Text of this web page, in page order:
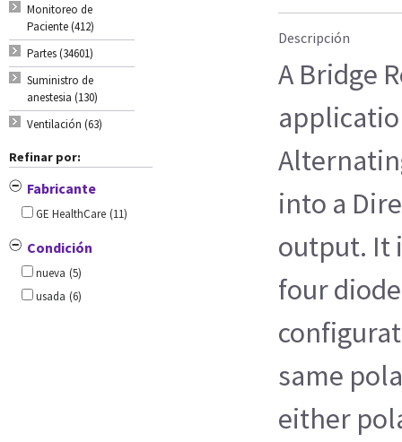
Monitoreo de
Paciente (412)
Partes (34601)
Suministro de
anestesia (130)
Ventilación (63)
Refinar por:
Fabricante
GE HealthCare (11)
Condición
nueva (5)
usada (6)
Descripción
A Bridge
into a
output. It
four
same
either